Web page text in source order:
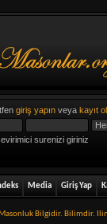
giriş yapınveya kayıt
surenizi giriniz
Media Giriş Yap
Masonluk Bilgidir. Bilimdir.